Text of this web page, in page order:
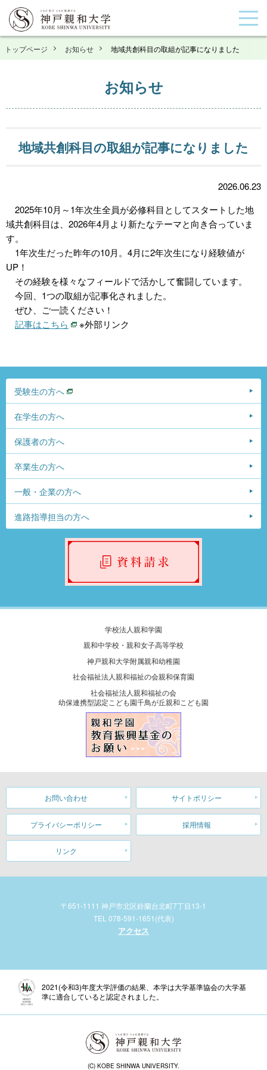
トップページ お知らせ 地域共創科目の取組が記事になりました
お知らせ
地域共創科目の取組が記事になりました
2026.06.23
2025年10月～1年次生全員が必修科目としてスタートした地
域共創科目は、2026年4月より新たなテーマと向き合っていま
す。
1年次生だった昨年の10月。4月に2年次生になり経験値が
UP！
その経験を様々なフィールドで活かして奮闘しています。
今回、1つの取組が記事化されました。
ぜひ、ご一読ください！
記事はこちら
※外部リンク
受験生の方へ
在学生の方へ
保護者の方へ
卒業生の方へ
一般・企業の方へ
進路指導担当の方へ
学校法人親和学園
親和中学校・親和女子高等学校
神戸親和大学附属親和幼稚園
社会福祉法人親和福祉の会親和保育園
社会福祉法人親和福祉の会
幼保連携型認定こども園千鳥が丘親和こども園
お問い合わせ サイトポリシー
プライバシーポリシー 採用情報
リンク
〒651-1111 神戸市北区鈴蘭台北町7丁目13-1
TEL 078-591-1651(代表)
アクセス
2021(令和3)年度大学評価の結果、本学は大学基準協会の大学基
準に適合していると認定されました。
(C) KOBE SHINWA UNIVERSITY.